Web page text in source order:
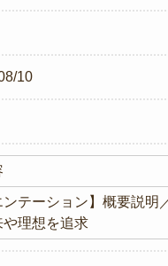
10
ンテーション】概要説
や理想を追求